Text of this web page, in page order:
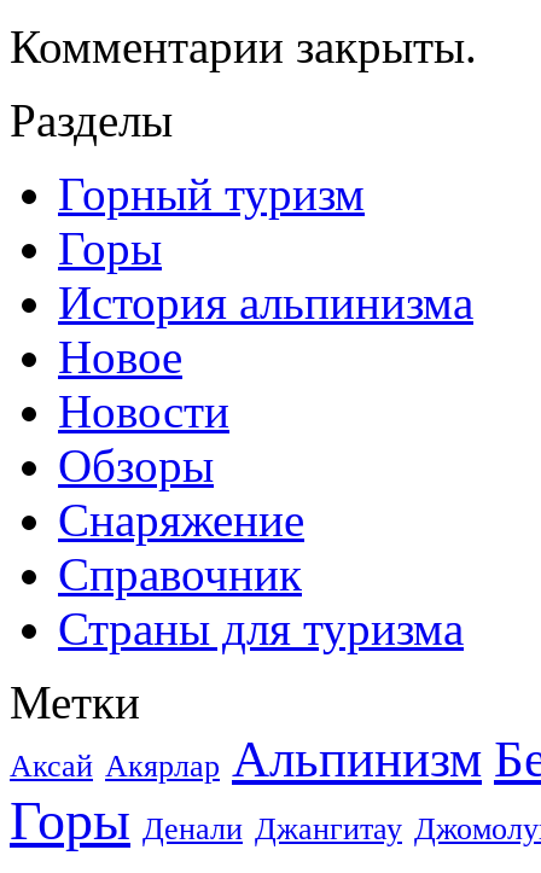
Комментарии закрыты.
Разделы
Горный туризм
Горы
История альпинизма
Новое
Новости
Обзоры
Снаряжение
Справочник
Страны для туризма
Метки
Аксай Акярлар Альпинизм
Горы Денали Джангитау